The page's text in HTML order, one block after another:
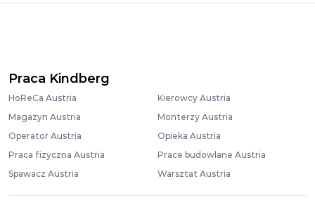
Praca Kindberg
HoReCa Austria
Kierowcy Austria
Magazyn Austria
Monterzy Austria
Operator Austria
Opieka Austria
Praca fizyczna Austria
Prace budowlane Austria
Spawacz Austria
Warsztat Austria